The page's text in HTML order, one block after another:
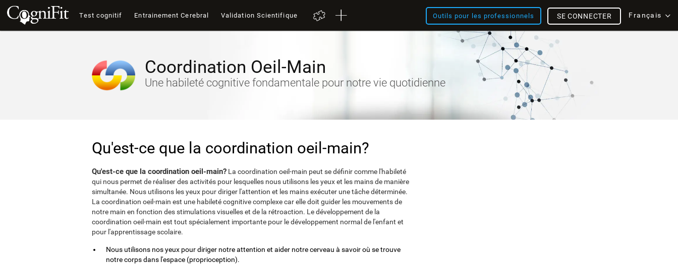
Test cognitif Entrainement Cerebral Validation Scientifique Outils pour les professionnels Français
SE CONNECTER
Coordination Oeil-Main
Une habileté cognitive fondamentale pour notre vie quotidienne
Qu'est-ce que la coordination oeil-main?
Qu'est-ce que la coordination oeil-main? La coordination oeil-main peut se définir comme l'habileté
qui nous permet de réaliser des activités pour lesquelles nous utilisons les yeux et les mains de manière
simultanée. Nous utilisons les yeux pour diriger l'attention et les mains exécuter une tâche déterminée.
La coordination oeil-main est une habileté cognitive complexe car elle doit guider les mouvements de
notre main en fonction des stimulations visuelles et de la rétroaction. Le développement de la
coordination oeil-main est tout spécialement importante pour le développement normal de l'enfant et
pour l'apprentissage scolaire.
Nous utilisons nos yeux pour diriger notre attention et aider notre cerveau à savoir où se trouve
notre corps dans l'espace (proprioception).